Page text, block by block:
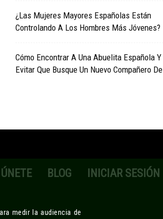
¿Las Mujeres Mayores Españolas Están
Controlando A Los Hombres Más Jóvenes?
Cómo Encontrar A Una Abuelita Española Y
Evitar Que Busque Un Nuevo Compañero
ÚNETE BLOG INICIAR SESIÓN
medir la audiencia de